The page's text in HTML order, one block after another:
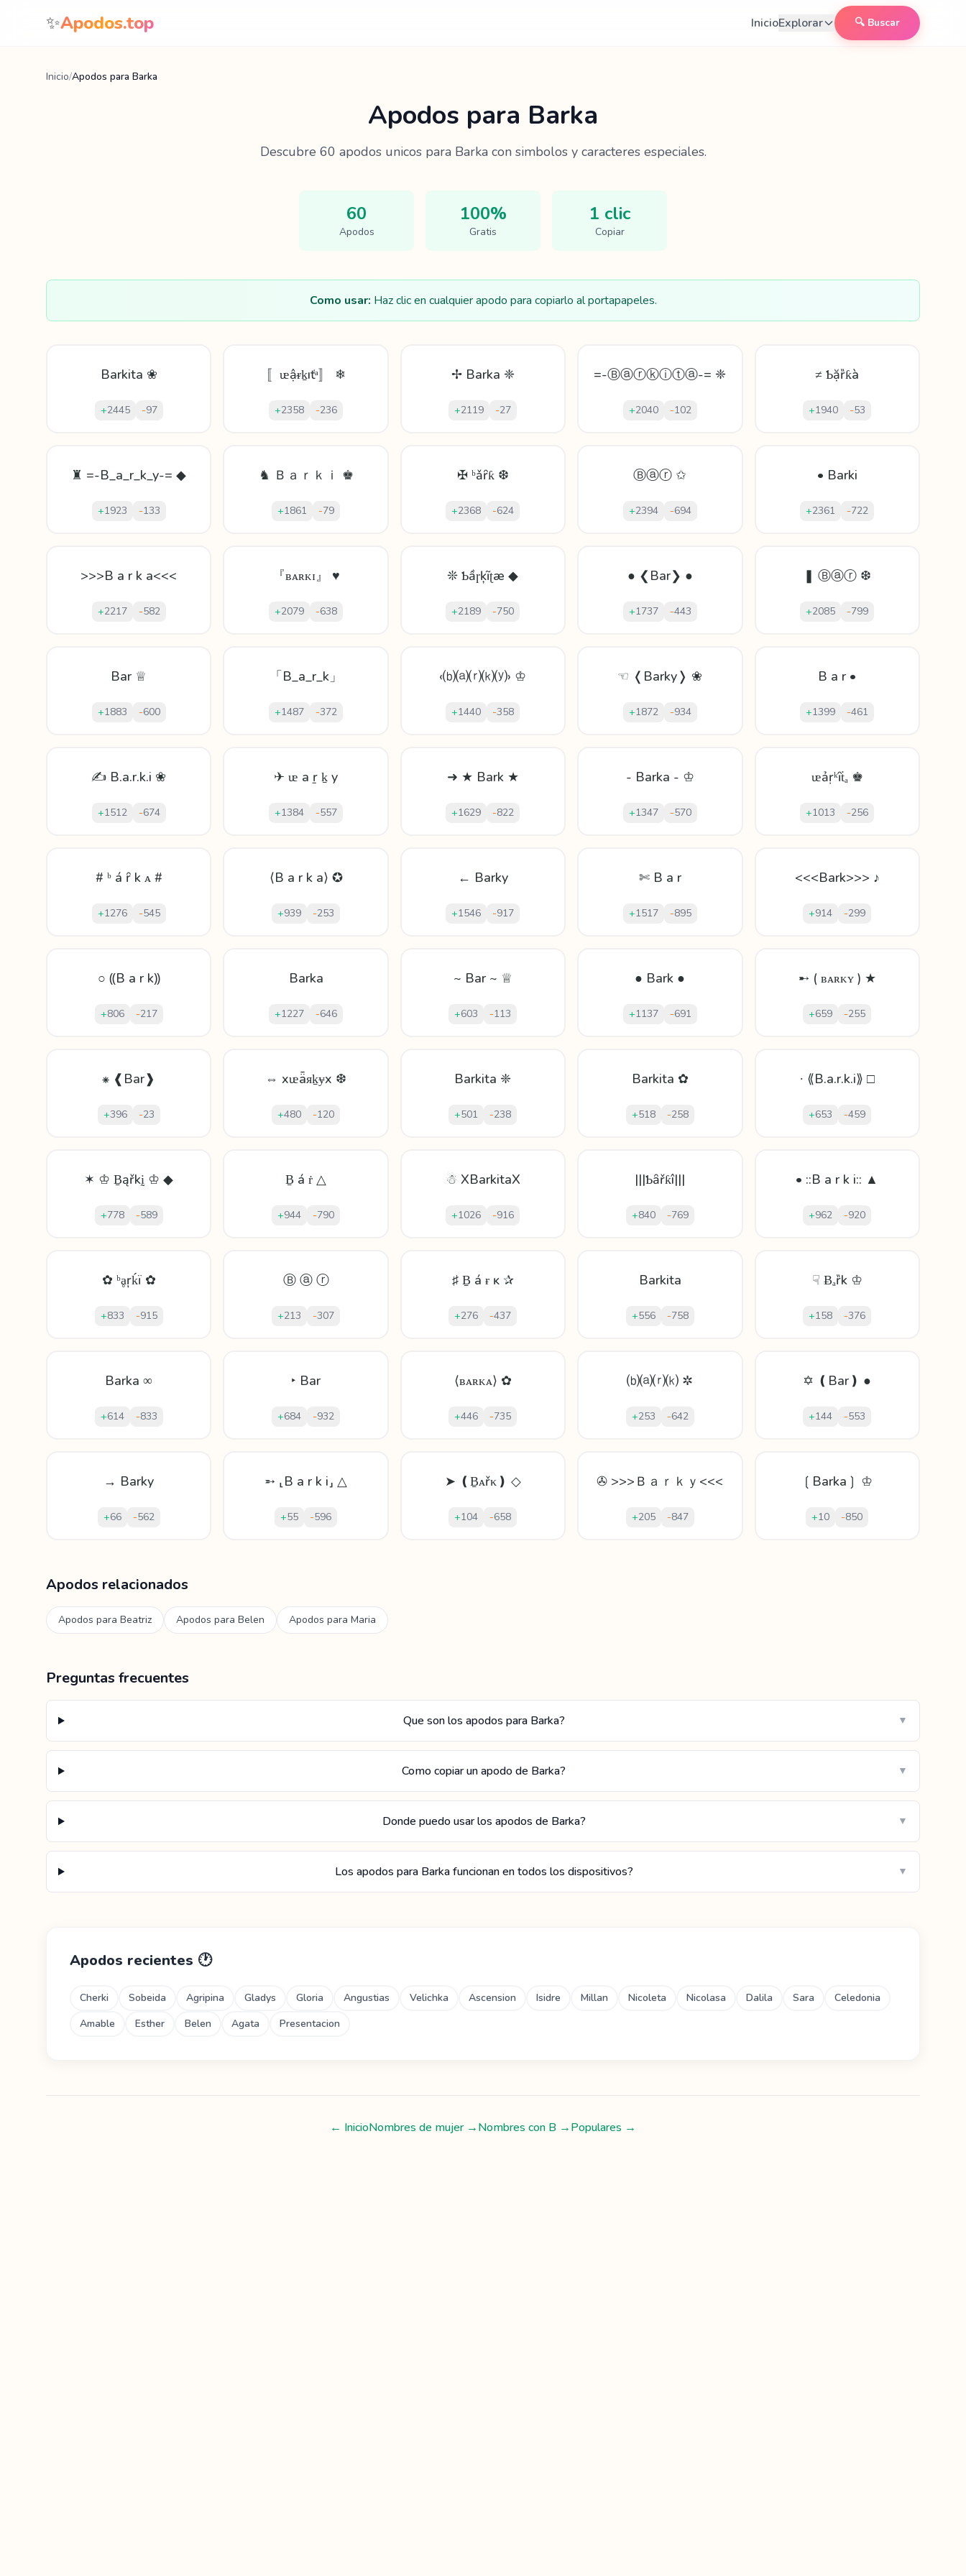
Saltar al contenido
✨Apodos.top InicioExplorar 🔍 Buscar
Inicio/Apodos para Barka
Apodos para Barka
Descubre 60 apodos unicos para Barkacon simbolos y caracteres especiales.
60
Apodos
100%
Gratis
1 clic
Copiar
Como usar: Haz clic en cualquier apodo para copiarlo al portapapeles.
Barkita ❀
+2445 -97
〚ᵫậᵲḵıťᵃ〛 ❄
+2358 -236
✢ Barka ❈
+2119 -27
=-Ⓑⓐⓡⓚⓘⓣⓐ-= ❈
+2040 -102
≠ Ƅặȑƙà
+1940 -53
♜ =-B_a_r_k_y-= ◆
+1923 -133
♞ Ｂａｒｋｉ ♚
+1861 -79
✠ ᵇǎȓƙ ❆
+2368 -624
Ⓑⓐⓡ ✩
+2394 -694
• Barki
+2361 -722
>>>B a r k a<<<
+2217 -582
『ʙᴀʀᴋɪ』 ♥
+2079 -638
❊ Ƅầɼķĩʈæ ◆
+2189 -750
● ❮Bar❯ ●
+1737 -443
❚ Ⓑⓐⓡ ❆
+2085 -799
Bar ♕
+1883 -600
「B_a_r_k」
+1487 -372
‹⒝⒜⒭⒦⒴› ♔
+1440 -358
☜ ❬Barky❭ ❀
+1872 -934
B a r •
+1399 -461
✍ B.a.r.k.i ❀
+1512 -674
✈ ᵫ а ṟ ḵ y
+1384 -557
➜ ★ Bark ★
+1629 -822
- Barka - ♔
+1347 -570
ᵫảṛᵏȋṫₐ ♚
+1013 -256
# ᵇ á ȓ k ᴀ #
+1276 -545
⟨B a r k a⟩ ✪
+939 -253
← Barky
+1546 -917
✄ B a r
+1517 -895
<<<Bark>>> ♪
+914 -299
○ ⸨B a r k⸩
+806 -217
Barka
+1227 -646
~ Bar ~ ♕
+603 -113
● Bark ●
+1137 -691
➸ ( ʙᴀʀᴋʏ ) ★
+659 -255
⁕ ❰Bar❱
+396 -23
⇔ xᵫǟᴙḵɏx ❆
+480 -120
Barkita ❈
+501 -238
Barkita ✿
+518 -258
∙ ⟪B.a.r.k.i⟫ □
+653 -459
✶ ♔ Ḇąřkḭ ♔ ◆
+778 -589
Ḇ á ṙ △
+944 -790
☃ XBarkitaX
+1026 -916
|||Ƅȃřƙî|||
+840 -769
• ::B a r k i:: ▲
+962 -920
✿ ᵇḁŗḱï ✿
+833 -915
Ⓑ ⓐ ⓡ
+213 -307
♯ Ḇ á ɍ ĸ ✰
+276 -437
Barkita
+556 -758
☟ Ƀₐȑk ♔
+158 -376
Barka ∞
+614 -833
‣ Bar
+684 -932
⟨ʙᴀʀᴋᴀ⟩ ✿
+446 -735
⒝⒜⒭⒦ ✲
+253 -642
✡ ❪Bar❫ ●
+144 -553
→ Barky
+66 -562
➵ ⸤B a r k i⸥ △
+55 -596
➤ ❪Ḇᴀřκ❫ ◇
+104 -658
✇ >>>Ｂａｒｋｙ<<<
+205 -847
❲Barka❳ ♔
+10 -850
Apodos relacionados
Apodos para Beatriz Apodos para Belen Apodos para Maria
Preguntas frecuentes
Que son los apodos para Barka? ▼
Como copiar un apodo de Barka? ▼
Donde puedo usar los apodos de Barka? ▼
Los apodos para Barka funcionan en todos los dispositivos? ▼
Apodos recientes 🕐
Cherki Sobeida Agripina Gladys Gloria Angustias Velichka Ascension Isidre Millan Nicoleta Nicolasa Dalila Sara
Celedonia
Amable
Esther Belen Agata Presentacion
← InicioNombres de mujer→Nombres con B →Populares →